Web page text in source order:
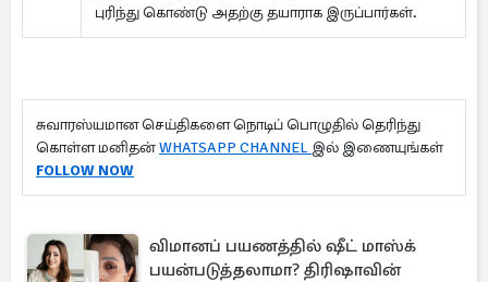
புரிந்து கொண்டு அதற்கு தயாராக இருப்பார்கள்.
சுவாரஸ்யமான செய்திகளை நொடிப் பொழுதில் தெரிந்து
கொள்ள மனிதன்WHATSAPP CHANNEL இல் இணையுங்கள்
FOLLOW NOW
விமானப் பயணத்தில் ஷீட் மாஸ்க்
பயன்படுத்தலாமா? திரிஷாவின்